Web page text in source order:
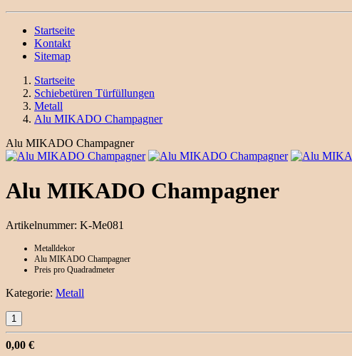
Startseite
Kontakt
Sitemap
Startseite
Schiebetüren Türfüllungen
Metall
Alu MIKADO Champagner
Alu MIKADO Champagner
Alu MIKADO Champagner
Artikelnummer: K-Me081
Metalldekor
Alu MIKADO Champagner
Preis pro Quadradmeter
Kategorie: Metall
0,00 €